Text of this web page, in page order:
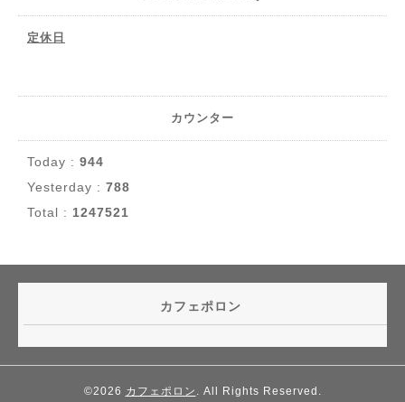
定休日
カウンター
Today : 944
Yesterday : 788
Total : 1247521
カフェポロン
©2026 カフェポロン . All Rights Reserved.